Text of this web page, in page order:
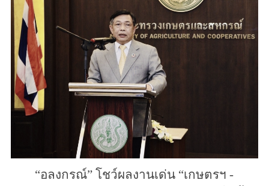
“อลงกรณ์” โชว์ผลงานเด่น “เกษตรฯ -